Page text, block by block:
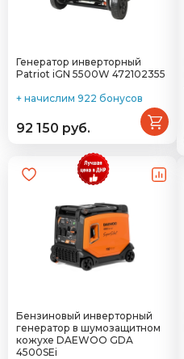
Генератор инверторный
Patriot iGN 5500W 472102355
+ начислим 922 бонусов
92 150 руб.
Бензиновый инверторный
генератор в шумозащитном
кожухе DAEWOO GDA
4500SEi